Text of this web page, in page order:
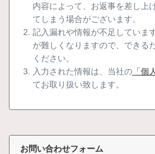
内容によって、お返事を差し上
てしまう場合がございます。
記入漏れや情報が不足していま
が難しくなりますので、できる
ください。
入力された情報は、当社の「個
てお取り扱い致します。
お問い合わせフォーム